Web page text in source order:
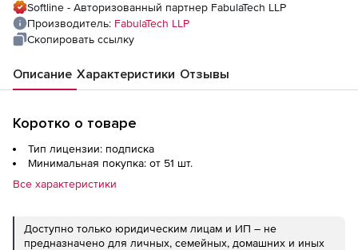
Softline - Авторизованный партнер FabulaTech LLP
Производитель: FabulaTech LLP
Скопировать ссылку
Описание Характеристики Отзывы
Коротко о товаре
Тип лицензии: подписка
Минимальная покупка: от 51 шт.
Все характеристики
Доступно только юридическим лицам и ИП – не
предназначено для личных, семейных, домашних и иных